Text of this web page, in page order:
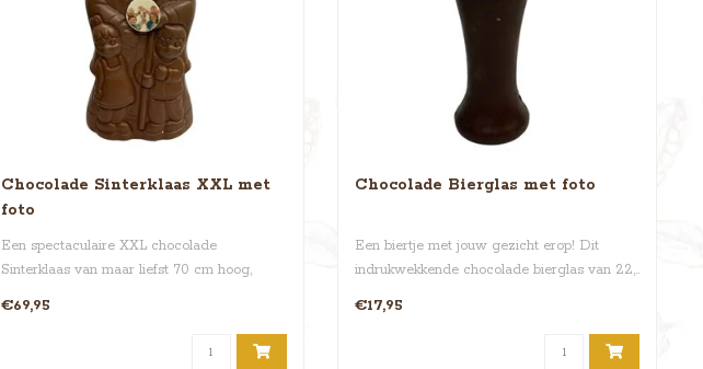
Chocolade Sinterklaas XXL met
foto
Een spectaculaire XXL chocolade
Sinterklaas van maar liefst 70 cm hoog,
€69,95
Chocolade Bierglas met foto
Een biertje met jouw gezicht erop! Dit
indrukwekkende chocolade bierglas van 22,..
€17,95